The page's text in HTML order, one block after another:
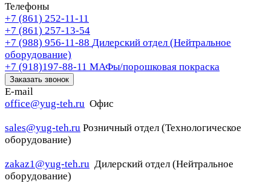
Телефоны
+7 (861) 252-11-11
+7 (861) 257-13-54
+7 (988) 956-11-88 Дилерский отдел (Нейтральное
оборудование)
+7 (918)197-88-11 МАФы/порошковая покраска
Заказать звонок
E-mail
office@yug-teh.ru Офис
sales@yug-teh.ru Розничный отдел (Технологическое
оборудование)
zakaz1@yug-teh.ru Дилерский отдел (Нейтральное
оборудование)